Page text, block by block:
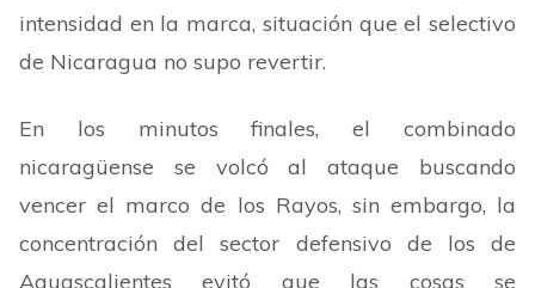
intensidad en la marca, situación que el selectivo
de Nicaragua no supo revertir.
En los minutos finales, el combinado
nicaragüense se volcó al ataque buscando
vencer el marco de los Rayos, sin embargo, la
concentración del sector defensivo de los de
Aguascalientes evitó que las cosas se